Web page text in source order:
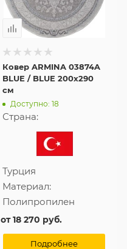
Ковер ARMINA 03874A
BLUE / BLUE 200x290
см
Доступно: 18
Страна:
Турция
Материал:
Полипропилен
от18 270 руб.
Подробнее